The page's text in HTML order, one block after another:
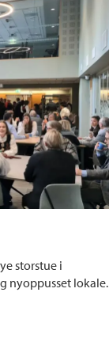
storstue i
nyoppusset lokale.